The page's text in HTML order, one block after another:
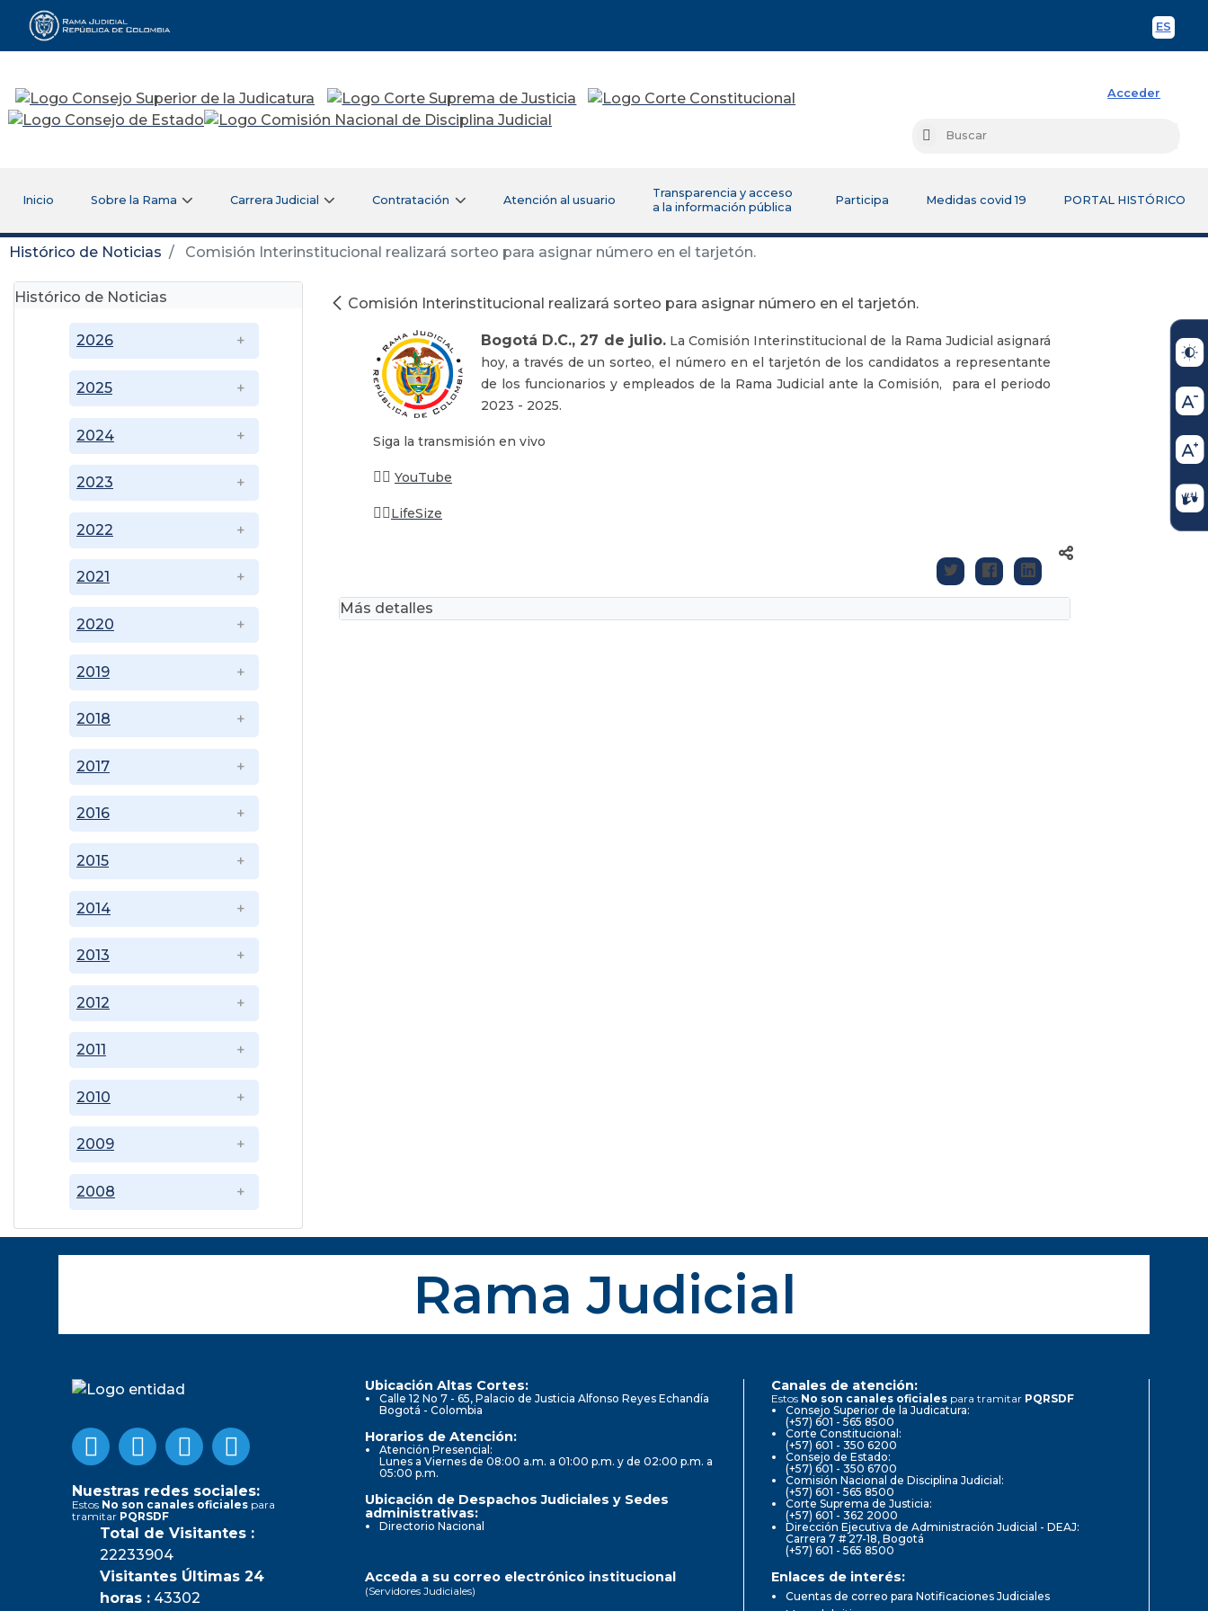
ES
Rama Judicial
Acceder
Buscar
Inicio Sobre la Rama Carrera Judicial Contratación Atención al usuario
Transparencia y acceso
a la información pública
Participa Medidas covid 19 PORTAL HISTÓRICO
Histórico de Noticias Comisión Interinstitucional realizará sorteo para asignar número en el tarjetón.
Histórico de Noticias
2008
2009
2010
2011
2012
2013
2014
2015
2016
2017
2018
2019
2020
2021
2022
2023
2024
2025
2026
Comisión Interinstitucional realizará sorteo para asignar número en el tarjetón.
Bogotá D.C., 27 de julio.La Comisión Interinstitucional de la Rama Judicial asignará
hoy, a través de un sorteo, el número en el tarjetón de los candidatos a representante
de los funcionarios y empleados de la Rama Judicial ante la Comisión, para el periodo
2023 - 2025.
Siga la transmisión en vivo
👉🏽 YouTube
👉🏽LifeSize
Más detalles
Rama Judicial
Nuestras redes sociales:
Estos No son canales oficiales para
tramitar PQRSDF
Total de Visitantes :
22233904
Visitantes Últimas 24
horas : 43302
Ubicación Altas Cortes:
Calle 12 No 7 - 65, Palacio de Justicia Alfonso Reyes Echandía
Bogotá - Colombia
Horarios de Atención:
Atención Presencial:
Lunes a Viernes de 08:00 a.m. a 01:00 p.m. y de 02:00 p.m. a
05:00 p.m.
Ubicación de Despachos Judiciales y Sedes
administrativas:
Directorio Nacional
Canales de atención:
Estos No son canales oficiales para tramitar PQRSDF
Consejo Superior de la Judicatura:
(+57) 601 - 565 8500
Corte Constitucional:
(+57) 601 - 350 6200
Consejo de Estado:
(+57) 601 - 350 6700
Comisión Nacional de Disciplina Judicial:
(+57) 601 - 565 8500
Corte Suprema de Justicia:
(+57) 601 - 362 2000
Dirección Ejecutiva de Administración Judicial - DEAJ:
Carrera 7 # 27-18, Bogotá
(+57) 601 - 565 8500
Acceda a su correo electrónico institucional
(Servidores Judiciales)
Enlaces de interés:
Cuentas de correo para Notificaciones Judiciales